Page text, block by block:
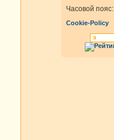
Часовой пояс:
Cookie-Policy